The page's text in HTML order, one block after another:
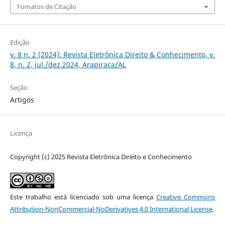
Fomatos de Citação
Edição
v. 8 n. 2 (2024): Revista Eletrônica Direito & Conhecimento, v.
8, n. 2, jul./dez.2024, Arapiraca/AL
Seção
Artigos
Licença
Copyright (c) 2025 Revista Eletrônica Direito e Conhecimento
Este trabalho está licenciado sob uma licençaCreative Commons
Attribution-NonCommercial-NoDerivatives 4.0 International License.